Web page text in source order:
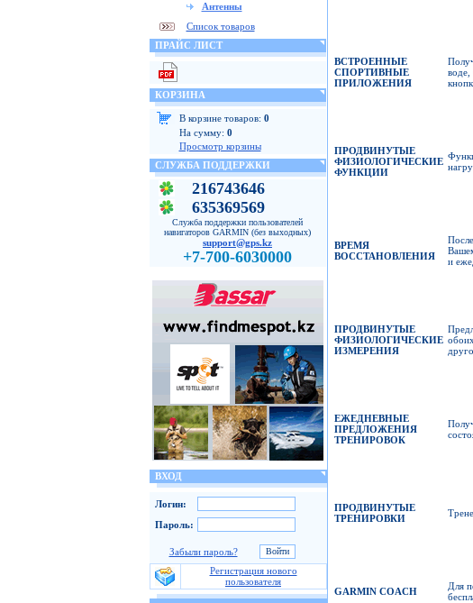
Антенны
Список товаров
ПРАЙС ЛИСТ
КОРЗИНА
В корзине товаров: 0
На сумму: 0
Просмотр корзины
СЛУЖБА ПОДДЕРЖКИ
216743646
635369569
Служба поддержки пользователей
навигаторов GARMIN (без выходных)
support@gps.kz
+7-700-6030000
ВХОД
Логин:
Пароль:
Забыли пароль?
Регистрация нового
пользователя
ВСТРОЕННЫЕ
СПОРТИВНЫЕ
ПРИЛОЖЕНИЯ
воде,
ПРОДВИНУТЫЕ
ФИЗИОЛОГИЧЕСКИЕ
ФУНКЦИИ
ВРЕМЯ
ВОССТАНОВЛЕНИЯ
и
ПРОДВИНУТЫЕ
ФИЗИОЛОГИЧЕСКИЕ
ИЗМЕРЕНИЯ
ЕЖЕДНЕВНЫЕ
ПРЕДЛОЖЕНИЯ
ТРЕНИРОВОК
ПРОДВИНУТЫЕ
ТРЕНИРОВКИ
GARMIN COACH
Для